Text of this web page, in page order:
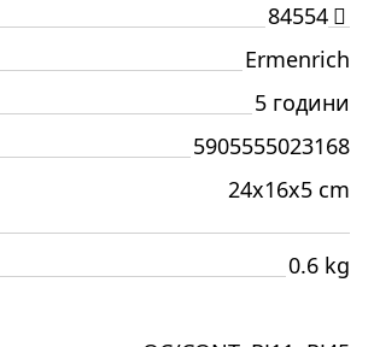
84554
Ermenrich
5 години
5905555023168
24x16x5 cm
0.6 kg